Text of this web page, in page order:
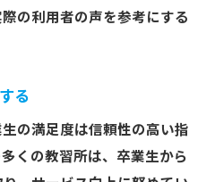
の利用者の声を参考にする
る
の満足度は信頼性の高い指
くの教習所は、卒業生から